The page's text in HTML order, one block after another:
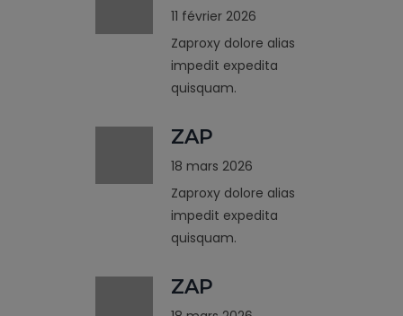
11 février 2026
Zaproxy dolore alias
impedit expedita
quisquam.
ZAP
18 mars 2026
Zaproxy dolore alias
impedit expedita
quisquam.
ZAP